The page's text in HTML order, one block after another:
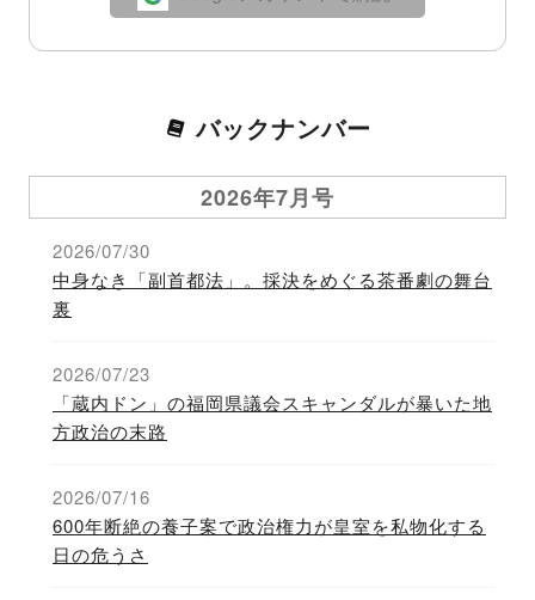
バックナンバー
2026年7月号
2026/07/30
中身なき「副首都法」。採決をめぐる茶番劇の舞台
裏
2026/07/23
「蔵内ドン」の福岡県議会スキャンダルが暴いた地
方政治の末路
2026/07/16
600年断絶の養子案で政治権力が皇室を私物化する
日の危うさ